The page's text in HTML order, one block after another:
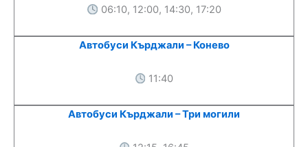
06:10, 12:00, 14:30, 17:20
Автобуси Кърджали – Конево
11:40
Автобуси Кърджали – Три могили